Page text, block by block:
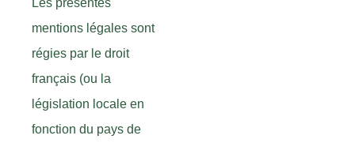
Les présentes
mentions légales sont
régies par le droit
français (ou la
législation locale en
fonction du pays de